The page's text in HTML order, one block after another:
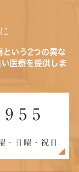
という2つの異な
医療を提供しま